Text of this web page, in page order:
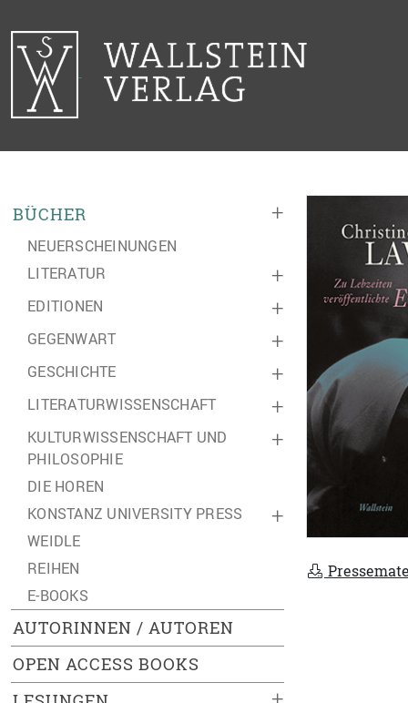
+
BÜCHER
NEUERSCHEINUNGEN
+
LITERATUR
+
EDITIONEN
+
GEGENWART
+
GESCHICHTE
+
LITERATURWISSENSCHAFT
+
KULTURWISSENSCHAFT UND
PHILOSOPHIE
DIE HOREN
+
KONSTANZ UNIVERSITY PRESS
WEIDLE
REIHEN
E-BOOKS
AUTORINNEN / AUTOREN
OPEN ACCESS BOOKS